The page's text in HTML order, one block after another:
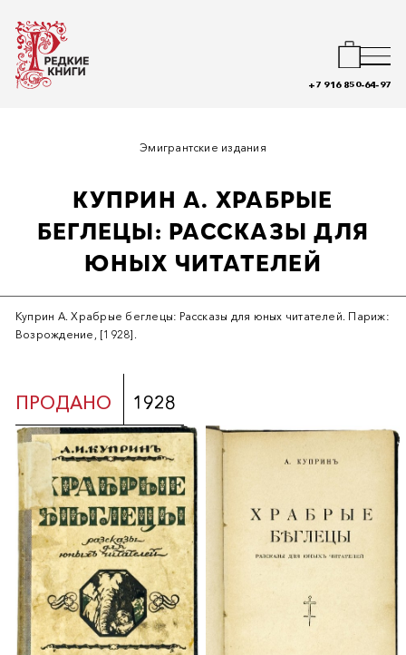
+7 916 850-64-97
Эмигрантские издания
КУПРИН А. ХРАБРЫЕ
БЕГЛЕЦЫ: РАССКАЗЫ ДЛЯ
ЮНЫХ ЧИТАТЕЛЕЙ
Куприн А. Храбрые беглецы: Рассказы для юных читателей. Париж:
Возрождение, [1928].
ПРОДАНО 1928